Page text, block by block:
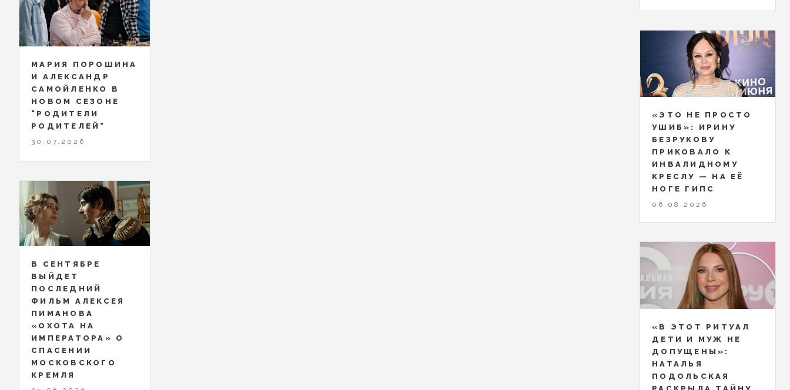
МАРИЯ ПОРОШИНА
И АЛЕКСАНДР
САМОЙЛЕНКО В
НОВОМ СЕЗОНЕ
"РОДИТЕЛИ
РОДИТЕЛЕЙ"
30.07.2026
В СЕНТЯБРЕ
ВЫЙДЕТ
ПОСЛЕДНИЙ
ФИЛЬМ АЛЕКСЕЯ
ПИМАНОВА
«ОХОТА НА
ИМПЕРАТОРА» О
СПАСЕНИИ
МОСКОВСКОГО
КРЕМЛЯ
«ЭТО НЕ ПРОСТО
УШИБ»: ИРИНУ
БЕЗРУКОВУ
ПРИКОВАЛО К
ИНВАЛИДНОМУ
КРЕСЛУ — НА ЕЁ
НОГЕ ГИПС
06.08.2026
«В ЭТОТ РИТУАЛ
ДЕТИ И МУЖ НЕ
ДОПУЩЕНЫ»:
НАТАЛЬЯ
ПОДОЛЬСКАЯ